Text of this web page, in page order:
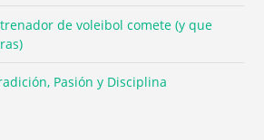
de voleibol comete (y que
Pasión y Disciplina